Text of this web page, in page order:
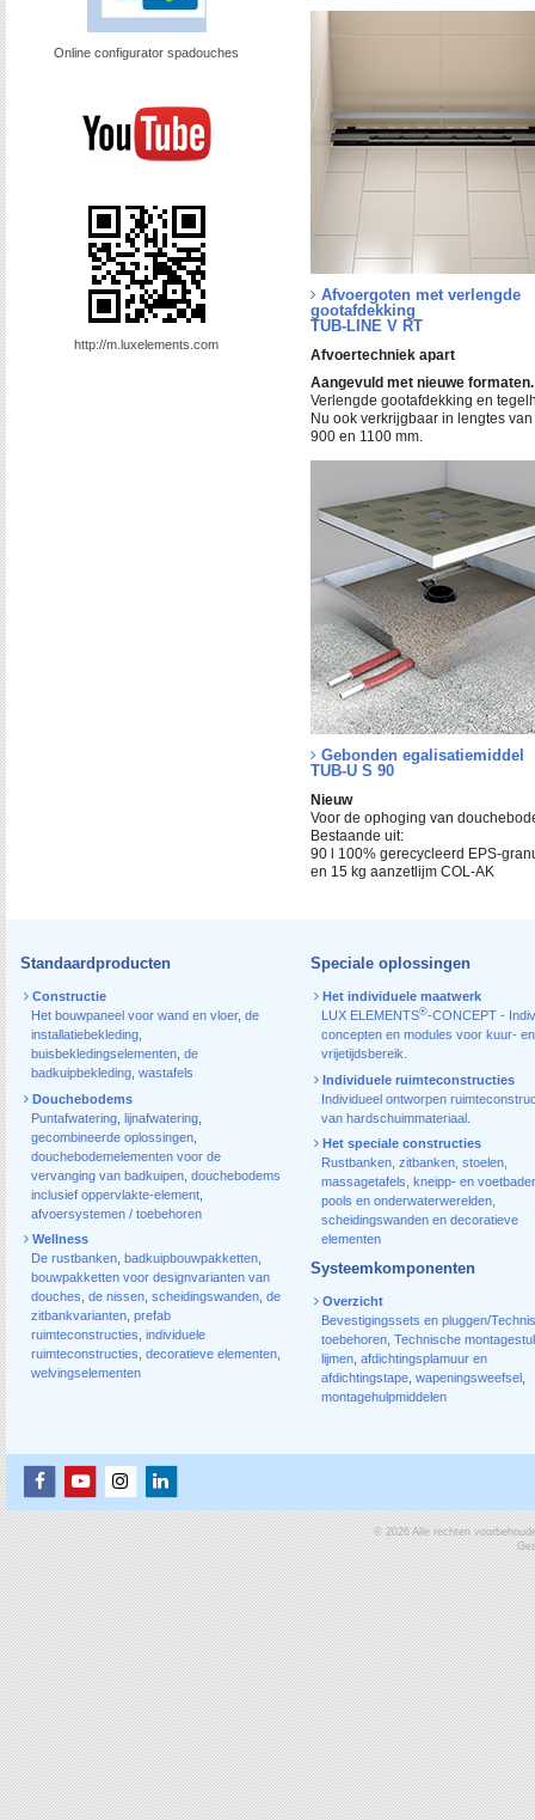
Online configurator spadouches
http://m.luxelements.com
Afvoergoten met verlengde
gootafdekking
TUB-LINE V RT
Afvoertechniek apart
Aangevuld met nieuwe formaten.
Verlengde gootafdekking en
Nu ook verkrijgbaar in lengtes van
900 en 1100 mm.
Gebonden egalisatiemiddel
TUB-U S 90
Nieuw
Voor de ophoging van
Bestaande uit:
90 l 100% gerecycleerd EPS-
en 15 kg aanzetlijm COL-AK
Standaardproducten
Constructie
Het bouwpaneel voor wand en vloer, de
installatiebekleding
buisbekledingselementen de
badkuipbekleding wastafels
Douchebodems
Puntafwatering lijnafwatering
gecombineerde oplossingen
douchebodemelementen voor de
vervanging van badkuipen douchebodems
inclusief oppervlakte-element
afvoersystemen / toebehoren
Wellness
De rustbanken badkuipbouwpakketten
bouwpakketten voor designvarianten van
douches de nissen scheidingswanden de
zitbankvarianten prefab
ruimteconstructies individuele
ruimteconstructies decoratieve elementen
welvingselementen
Speciale oplossingen
Het individuele maatwerk
LUX ELEMENTS®-CONCEPT -
concepten en modules voor kuur- en
vrijetijdsbereik.
Individuele ruimteconstructies
Individueel ontworpen
van hardschuimmateriaal.
Het speciale constructies
Rustbanken, zitbanken, stoelen,
massagetafels, kneipp- en
pools en onderwaterwerelden,
scheidingswanden en decoratieve
elementen
Systeemkomponenten
Overzicht
Bevestigingssets en pluggen/
toebehoren, Technische
lijmen, afdichtingsplamuur en
afdichtingstape, wapeningsweefsel
montagehulpmiddelen
© 2026 Alle rechten